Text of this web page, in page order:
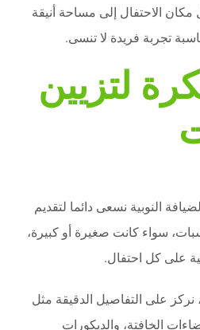
مكان الاحتفال إلى مساحة أنيقة
تجربة فريدة لا تنسى.
لتزيين
| 65080771 | الضيافة النوبية نسعى دائما لتقديم
سواء كانت صغيرة أو كبيرة،
على كل احتفال.
نركز على التفاصيل الدقيقة مثل
الخافتة، والديكورات